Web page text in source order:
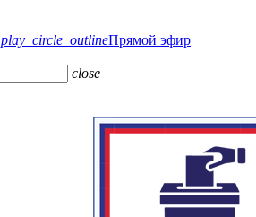
play_circle_outlineПрямой эфир
close